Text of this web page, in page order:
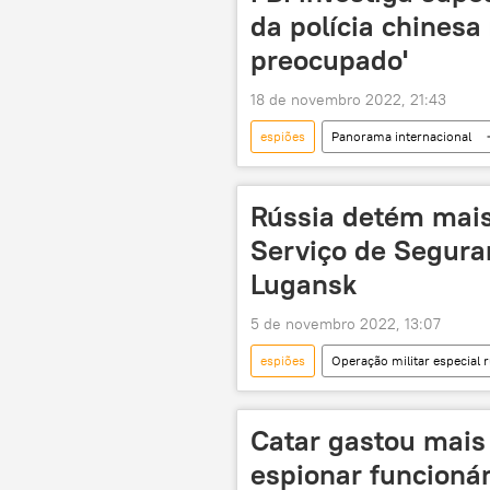
da polícia chinesa
preocupado'
18 de novembro 2022, 21:43
espiões Panorama internacional
Departamento de Estado dos EUA
Rússia detém
Serviço de
Lugansk
5 de novembro 2022, 13:07
espiões Operação militar especial
Serviço de Segurança da Ucrânia (SBU)
Catar gastou
espionar